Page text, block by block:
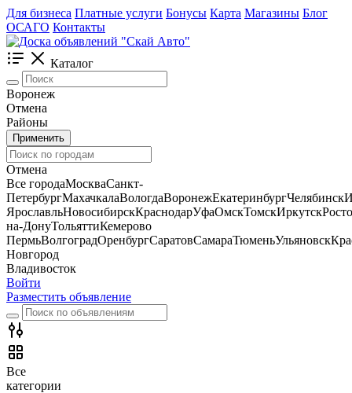
Для бизнеса Платные услуги Бонусы Карта Магазины Блог
ОСАГО Контакты
Каталог
Воронеж
Отмена
Районы
Применить
Отмена
Все городаМоскваСанкт-
ПетербургМахачкалаВологдаВоронежЕкатеринбургЧелябинск
ЯрославльНовосибирскКраснодарУфаОмскТомскИркутск
на-ДонуТольяттиКемерово
ПермьВолгоградОренбургСаратовСамараТюменьУльяновск
Новгород
Владивосток
Войти
Разместить объявление
Все
категории